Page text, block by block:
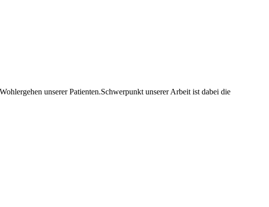
unserer Patienten.Schwerpunkt unserer Arbeit ist dabei die